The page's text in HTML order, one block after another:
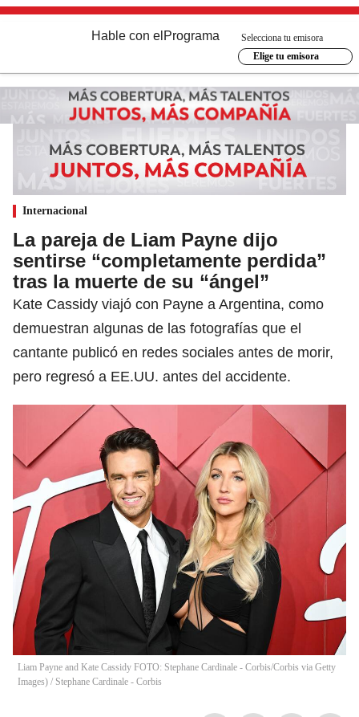
Hable con el Programa
Selecciona tu emisora
Elige tu emisora
Internacional
La pareja de Liam Payne dijo
sentirse “completamente perdida”
tras la muerte de su “ángel”
Kate Cassidy viajó con Payne a Argentina, como
demuestran algunas de las fotografías que el
cantante publicó en redes sociales antes de morir,
pero regresó a EE.UU. antes del accidente.
Liam Payne and Kate Cassidy FOTO: Stephane Cardinale - Corbis/Corbis via Getty
Images) / Stephane Cardinale - Corbis